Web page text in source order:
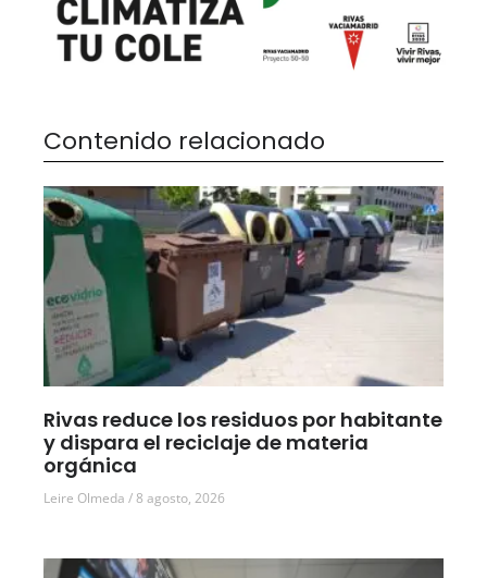
Contenido relacionado
Rivas reduce los residuos por habitante
y dispara el reciclaje de materia
orgánica
Leire Olmeda 8 agosto, 2026